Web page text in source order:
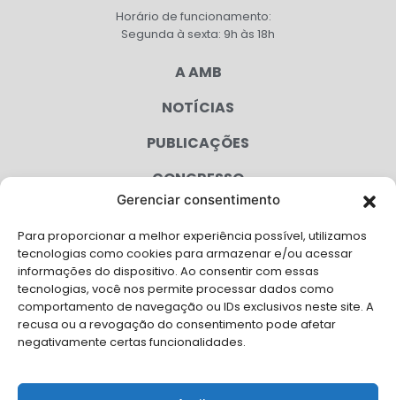
Gerenciar consentimento
Para proporcionar a melhor experiência possível, utilizamos
tecnologias como cookies para armazenar e/ou acessar
informações do dispositivo. Ao consentir com essas
tecnologias, você nos permite processar dados como
comportamento de navegação ou IDs exclusivos neste site. A
recusa ou a revogação do consentimento pode afetar
negativamente certas funcionalidades.
Horário de funcionamento:
Segunda à sexta: 9h às 18h
A AMB
NOTÍCIAS
PUBLICAÇÕES
CONGRESSO
CAMPANHAS
SERVIÇOS
FILIADAS
FALE CONOSCO